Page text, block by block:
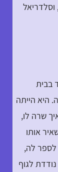
בבית
היא הייתה
שרה לו,
אותו
לספר לה,
לגוף